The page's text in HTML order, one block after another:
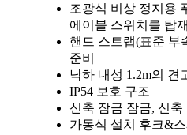
조광식 비상 정지용
에이블 스위치를 탑재
핸드 스트랩(표준 부
준비
낙하 내성 1.2m의 견
IP54 보호 구조
신축 잠금 잠금, 신축
가동식 설치 후크&